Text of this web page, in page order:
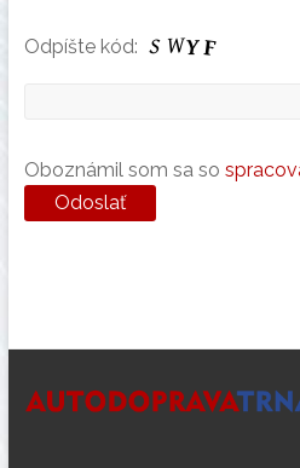
Odpíšte kód:
Oboznámil som sa so